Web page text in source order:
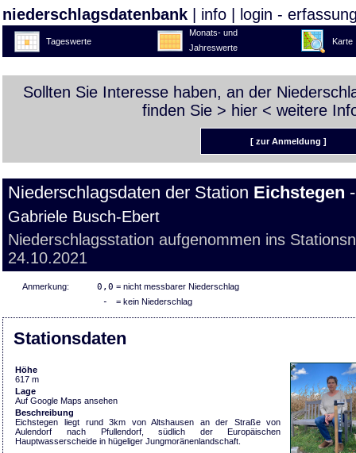
niederschlagsdatenbank info login -
Tageswerte
Monats- und
Jahreswerte
Karte
Sollten Sie Interesse haben, an der
finden Sie > hier < weitere
[ zur Anmeldung ]
Niederschlagsdaten der Station Eichstegen
Gabriele Busch-Ebert
Niederschlagsstation aufgenommen ins
24.10.2021
Anmerkung: 0,0 = nicht messbarer Niederschlag
- = kein Niederschlag
Stationsdaten
Höhe
617 m
Lage
Auf Google Maps ansehen
Beschreibung
Eichstegen liegt rund 3km von Altshausen an der Straße von
Aulendorf nach Pfullendorf, südlich der Europäischen
Hauptwasserscheide in hügeliger Jungmoränenlandschaft.